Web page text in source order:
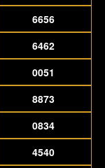
6656
6462
0051
8873
0834
4540